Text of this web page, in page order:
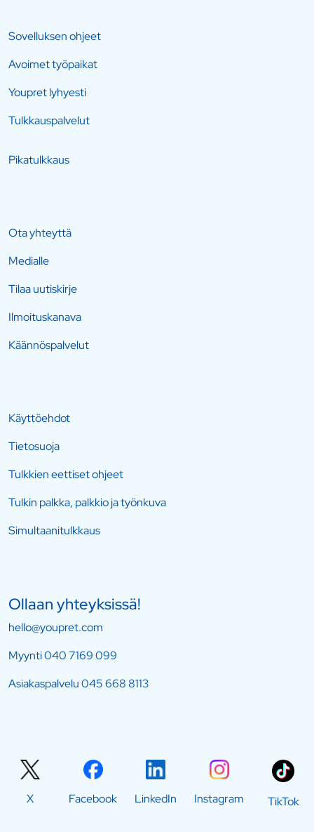
Sovelluksen ohjeet
Avoimet työpaikat
Youpret lyhyesti
Tulkkauspalvelut
Pikatulkkaus
Ota yhteyttä
Medialle
Tilaa uutiskirje
Ilmoituskanava
Käännöspalvelut
Käyttöehdot
Tietosuoja
Tulkkien eettiset ohjeet
Tulkin palkka, palkkio ja työnkuva
Simultaanitulkkaus
Ollaan yhteyksissä!
hello@youpret.com
Myynti040 7169 099
Asiakaspalvelu045 668 8113
X Facebook LinkedIn Instagram TikTok